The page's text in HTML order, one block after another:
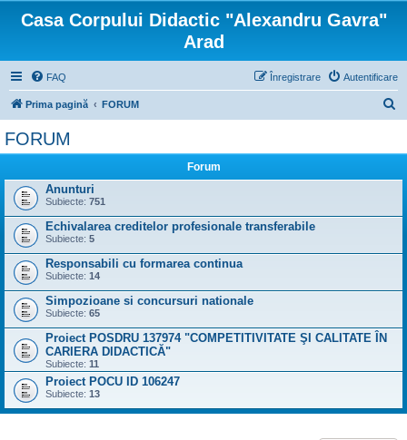
Casa Corpului Didactic "Alexandru Gavra"
Arad
FAQ Autentificare
Înregistrare
Prima pagină FORUM
FORUM
Forum
Anunturi
Subiecte: 751
Echivalarea creditelor profesionale transferabile
Subiecte: 5
Responsabili cu formarea continua
Subiecte: 14
Simpozioane si concursuri nationale
Subiecte: 65
Proiect POSDRU 137974 "COMPETITIVITATE ŞI CALITATE ÎN
CARIERA DIDACTICĂ"
Subiecte: 11
Proiect POCU ID 106247
Subiecte: 13